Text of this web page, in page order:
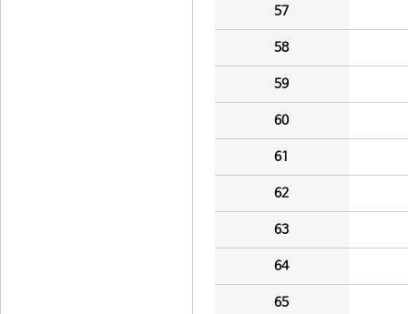
57
58
59
60
61
62
63
64
65